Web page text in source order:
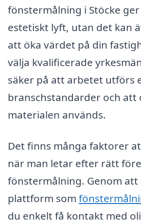
fönstermålning i Stöcke
estetiskt lyft, utan det kan
att öka värdet på din
välja kvalificerade
säker på att arbetet utförs
branschstandarder och att
materialen används.
Det finns många faktorer
när man letar efter rätt
fönstermålning. Genom att
plattform som
du enkelt få kontakt med